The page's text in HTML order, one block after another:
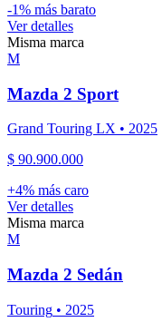
-1% más barato
Ver detalles
Misma marca
M
Mazda 2 Sport
Grand Touring LX • 2025
$ 90.900.000
+4% más caro
Ver detalles
Misma marca
M
Mazda 2 Sedán
Touring • 2025